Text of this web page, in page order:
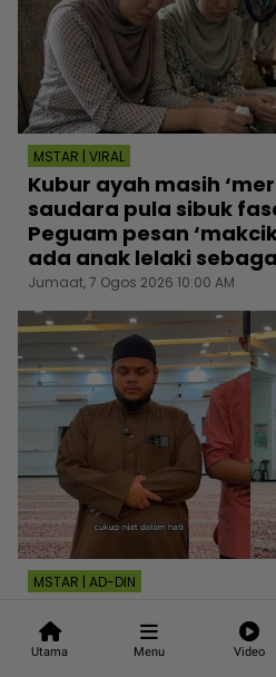
Utama Menu Video
MSTAR | VIRAL
Kubur ayah masih
saudara pula sibuk
Peguam pesan
ada anak lelaki
Jumaat, 7 Ogos 2026 10:00 AM
MSTAR | AD-DIN
ketika solat, boleh niat
‘berpisah’ daripada